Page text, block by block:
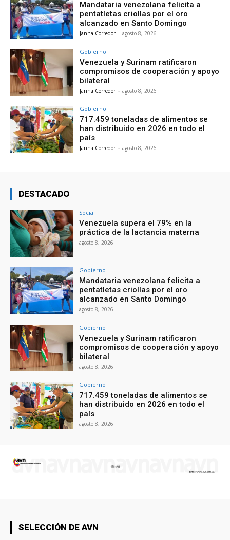
Mandataria venezolana felicita a
pentatletas criollas por el oro
alcanzado en Santo Domingo
Janna Corredor - agosto 8, 2026
Gobierno
Venezuela y Surinam ratificaron
compromisos de cooperación y apoyo
bilateral
Janna Corredor - agosto 8, 2026
Gobierno
717.459 toneladas de alimentos se
han distribuido en 2026 en todo el
país
Janna Corredor - agosto 8, 2026
DESTACADO
Social
Venezuela supera el 79% en la
práctica de la lactancia materna
agosto 8, 2026
Gobierno
Mandataria venezolana felicita a
pentatletas criollas por el oro
alcanzado en Santo Domingo
agosto 8, 2026
Gobierno
Venezuela y Surinam ratificaron
compromisos de cooperación y apoyo
bilateral
agosto 8, 2026
Gobierno
717.459 toneladas de alimentos se
han distribuido en 2026 en todo el
país
agosto 8, 2026
SELECCIÓN DE AVN